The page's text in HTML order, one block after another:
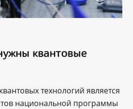
квантовые
технологий является
национальной программы